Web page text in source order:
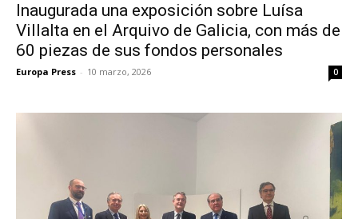
Inaugurada una exposición sobre Luísa
Villalta en el Arquivo de Galicia, con más de
60 piezas de sus fondos personales
Europa Press - 10 marzo, 2026 0